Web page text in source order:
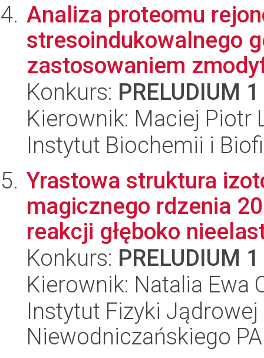
Analiza proteomu
stresoindukowalnego
zastosowaniem
Konkurs: PRELUDIUM 1
Kierownik: Maciej Piotr
Instytut Biochemii i
Yrastowa struktura
magicznego rdzenia
reakcji głęboko
Konkurs: PRELUDIUM 1
Kierownik: Natalia Ewa
Instytut Fizyki
Niewodniczańskiego